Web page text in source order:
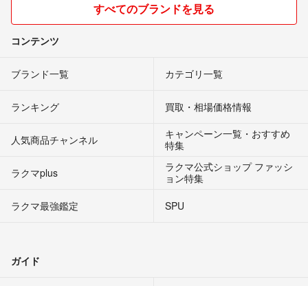
すべてのブランドを見る
コンテンツ
ブランド一覧 カテゴリ一覧
ランキング 買取・相場価格情報
人気商品チャンネル
キャンペーン一覧・おすすめ
特集
ラクマplus
ラクマ公式ショップ ファッシ
ョン特集
ラクマ最強鑑定
SPU
ガイド